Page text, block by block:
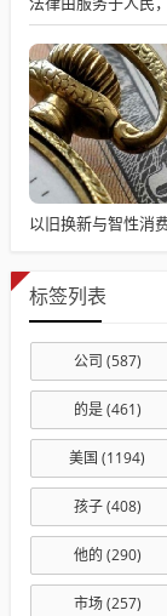
标签列表
公司 (587)
的是(461)
美国 (1194)
孩子(408)
他的 (290)
市场(257)